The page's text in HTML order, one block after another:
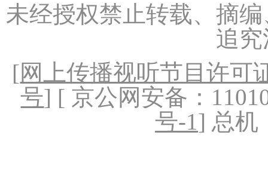
未经授权禁止转载、摘
追
[网上传播视听节目许可
号] [ 京公网安备：
号-1] 总机